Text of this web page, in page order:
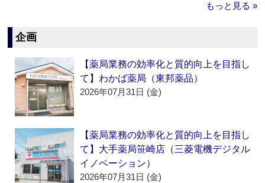
もっと見る »
企画
【薬局業務の効率化と質的向上を目指し
て】わかば薬局（東邦薬品）
2026年07月31日 (金)
【薬局業務の効率化と質的向上を目指し
て】大手薬局笹崎店（三菱電機デジタル
イノベーション）
2026年07月31日 (金)